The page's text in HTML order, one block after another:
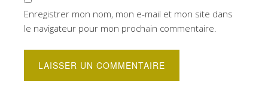
Enregistrer mon nom, mon e-mail et mon site dans
le navigateur pour mon prochain commentaire.